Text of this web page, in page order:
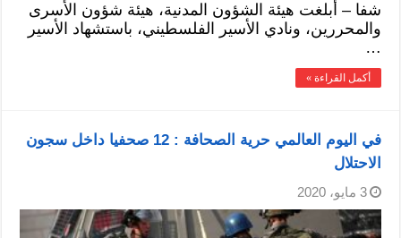
شفا – أبلغت هيئة الشؤون المدنية، هيئة شؤون الأسرى
والمحررين، ونادي الأسير الفلسطيني، باستشهاد الأسير
…
أكمل القراءة »
في اليوم العالمي حرية الصحافة : 12 صحفيا داخل سجون
الاحتلال
3 مايو، 2020